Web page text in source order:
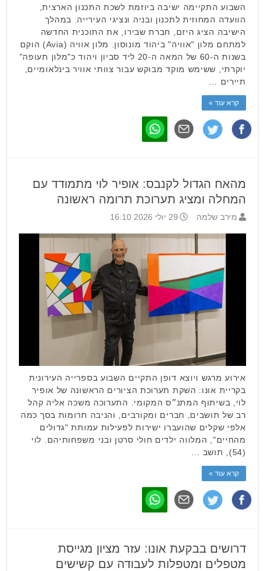
השבוע התקיימה ישיבה ביוזמת לשכת התכנון הארצית,
הוועדה המחוזית לתכנון ובניה ונציגי העירייה. במהלך
הישיבה הציג היזם, חברת שבירו, את התוכנית החדשה
למתחם מלון "אוויה" ביהוד מונוסון. מלון אוויה (Avia) הוקם
בשנות ה-60 של המאה ה-20 ליד סביון ויהוד כ"מלון תעופה"
יוקרתי, ששימש מוקד מבוקש עבור צוותי אוויר בינלאומיים,
תיירים …
קרא עוד »
מהאח הגדול לקנבס: אופיר לוי מתמודד עם
המחלה ומציג תערוכת תרומה ראשונה
מירב שלמה 29 יולי 2026 16:10
אירוע מרגש ויוצא דופן התקיים השבוע בספרייה העירונית
בקריית אונו: השקת תערוכת הציורים הראשונה של אופיר
לוי, בשיתוף המתנ״ס המקומי. התערוכה משכה אליה קהל
רב של תושבים, חברים ומקורבים, והניבה תרומות בסך כמה
אלפי שקלים שהועברו ישירות לפעילות עמותת "גדולים
מהחיים", המלווה ילדים חולי סרטן ובני משפחותיהם. לוי
(54), תושב …
קרא עוד »
דרושים בבקעת אונו: עזר מציון מגייסת
מטפלים ומטפלות לעבודה עם קשישים